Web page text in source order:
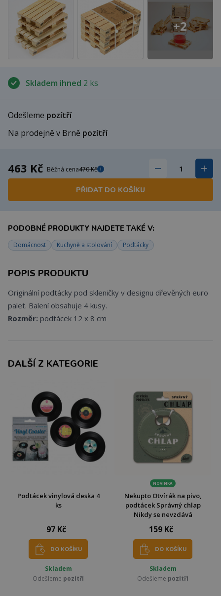
Skladem ihned 2 ks
Odešleme pozítří
Na prodejně v Brně pozítří
463 Kč Běžná cena470 Kč i
PŘIDAT DO KOŠÍKU
PODOBNÉ PRODUKTY NAJDETE TAKÉ V:
Domácnost Kuchyně a stolování Podtácky
+2
POPIS PRODUKTU
Originální podtácky pod skleničky v designu dřevěných euro
palet. Balení obsahuje 4 kusy.
Rozměr: podtácek 12 x 8 cm
DALŠÍ Z KATEGORIE
Podtácek vinylová deska 4
ks
97 Kč
DO KOŠÍKU
Skladem
Odešleme pozítří
NOVINKA
Nekupto Otvírák na pivo,
podtácek Správný chlap
Nikdy se nevzdává
159 Kč
DO KOŠÍKU
Skladem
Odešleme pozítří